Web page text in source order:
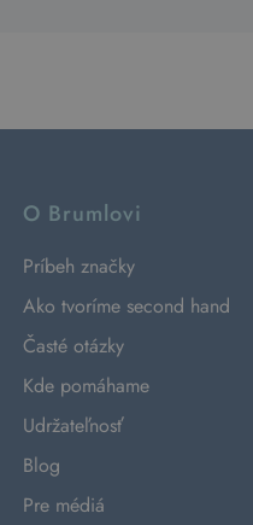
O Brumlovi
Príbeh značky
Ako tvoríme second hand
Časté otázky
Kde pomáhame
Udržateľnosť
Blog
Pre médiá